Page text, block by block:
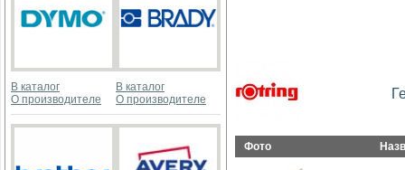
В каталог
О производителе
В каталог
О производителе
Фото